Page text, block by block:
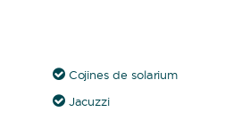
Cojines de solarium
Jacuzzi